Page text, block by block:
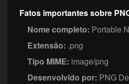
Fatos importantes sobre
Nome completo: Portable
Extensão: .png
Tipo MIME: image/png
Desenvolvido por: PNG